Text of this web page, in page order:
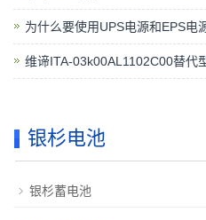
为什么要使用UPS电源和EPS电
维谛ITA-03k00AL1102C00替代
银杉电池
银杉蓄电池